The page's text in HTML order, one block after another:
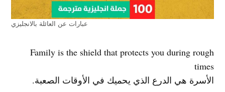
عبارات عن العائلة بالانجليزي
Family is the shield that protects you during rough
times
الأسرة هي الدرع الذي يحميك في الأوقات الصعبة.